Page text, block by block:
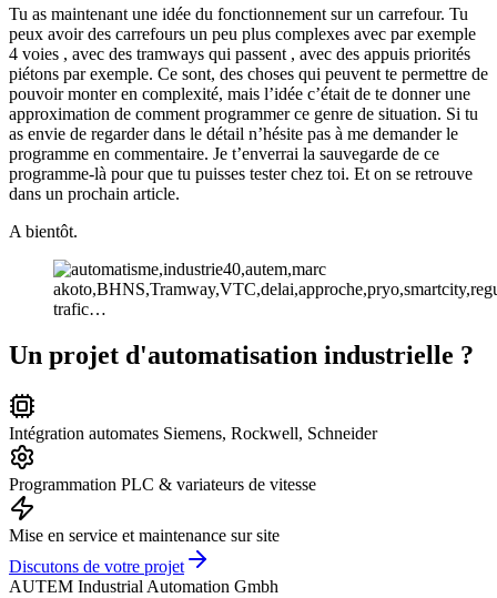
Tu as maintenant une idée du fonctionnement sur un carrefour. Tu
peux avoir des carrefours un peu plus complexes avec par exemple
4 voies , avec des tramways qui passent , avec des appuis priorités
piétons par exemple. Ce sont, des choses qui peuvent te permettre de
pouvoir monter en complexité, mais l’idée c’était de te donner une
approximation de comment programmer ce genre de situation. Si tu
as envie de regarder dans le détail n’hésite pas à me demander le
programme en commentaire. Je t’enverrai la sauvegarde de ce
programme-là pour que tu puisses tester chez toi. Et on se retrouve
dans un prochain article.
A bientôt.
Un projet d'automatisation industrielle ?
Intégration automates Siemens, Rockwell, Schneider
Programmation PLC & variateurs de vitesse
Mise en service et maintenance sur site
Discutons de votre projet
AUTEM Industrial Automation Gmbh